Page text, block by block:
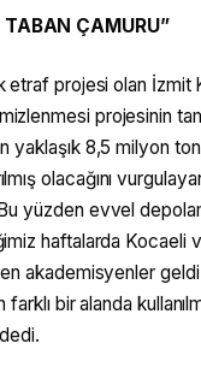
ÇAMURU”
etraf projesi olan İzmit
projesinin
yaklaşık 8,5 milyon ton
olacağını
yüzden evvel
haftalarda Kocaeli
akademisyenler
bir alanda